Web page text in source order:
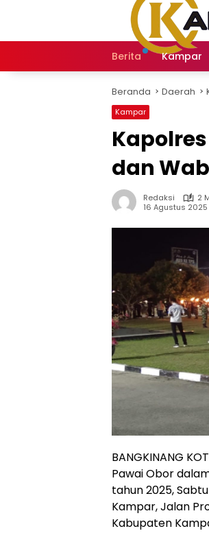
Berita Kampar
Beranda Daerah
Kampar
dan
Redaksi
2
16 Agustus 2025
BANGKINANG
Pawai Obor
tahun 2025,
Kampar, Jalan
Kabupaten